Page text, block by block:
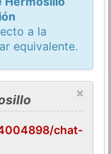
a la
equivalente.
×
chat-